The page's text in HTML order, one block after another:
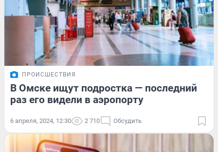
ПРОИСШЕСТВИЯ
В Омске ищут подростка — последний
раз его видели в аэропорту
6 апреля, 2024, 12:30 2 710 Обсудить